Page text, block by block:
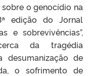
o genocídio na
edição do Jornal
e sobrevivências”,
da tragédia
desumanização de
o sofrimento de